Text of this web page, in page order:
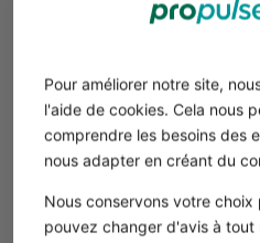
Pour améliorer notre site,
l'aide de cookies. Cela nous
comprendre les besoins des
nous adapter en créant du
Nous conservons votre choix
pouvez changer d'avis à tout
prouvant la commande
La prestation n'a pas
totalement ou
facture si la prestation
elle présente des défauts